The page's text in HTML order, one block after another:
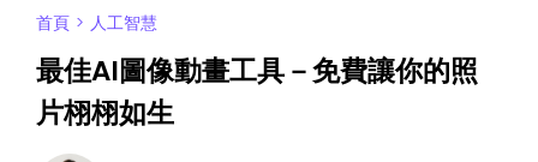
首頁 > 人工智慧
最佳AI圖像動畫工具－免費讓你的照
片栩栩如生